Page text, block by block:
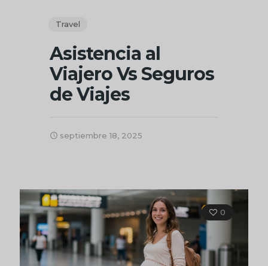
Travel
Asistencia al
Viajero Vs Seguros
de Viajes
septiembre 18, 2025
0